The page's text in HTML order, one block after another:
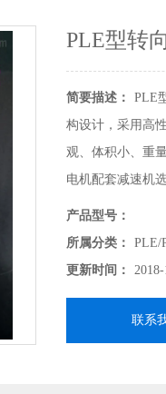
PLE型转
简要描述：
PLE
构设计，采用高
观、体积小、重
电机配套减速机
产品型号：
所属分类：
PLE/
更新时间：
联系